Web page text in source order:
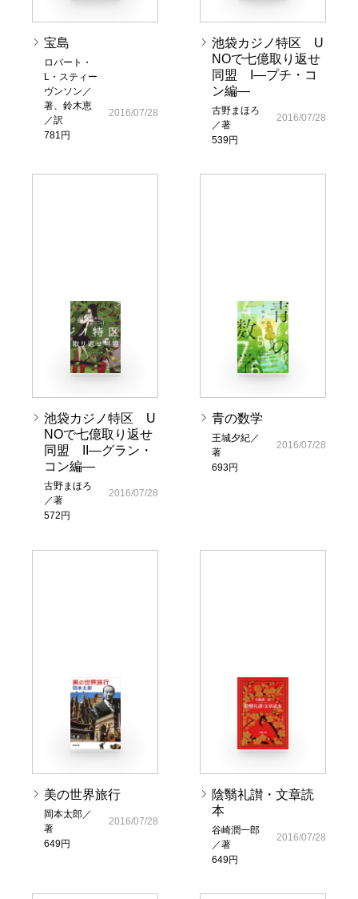
宝島
ロバート・
L・スティー
ヴンソン／
著、鈴木恵
／訳
781円
2016/07/28
池袋カジノ特区 U
NOで七億取り返せ
同盟 I―プチ・コ
ン編―
古野まほろ
／著
539円
2016/07/28
池袋カジノ特区 U
NOで七億取り返せ
同盟 II―グラン・
コン編―
古野まほろ
／著
572円
2016/07/28
青の数学
王城夕紀／
著
693円
2016/07/28
美の世界旅行
岡本太郎／
著
649円
2016/07/28
陰翳礼讃・文章読
本
谷崎潤一郎
／著
649円
2016/07/28